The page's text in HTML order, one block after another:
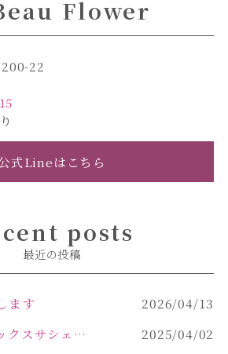
Flower
22
式Lineはこちら
posts
最近の投稿
ます
2026/04/13
大人気♡アロマワックスサシェ作り
2025/04/02